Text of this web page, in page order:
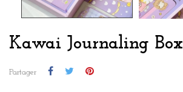
Kawai Journaling Box
Partager